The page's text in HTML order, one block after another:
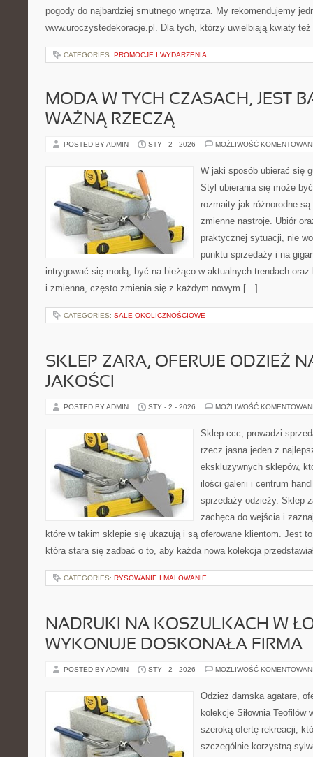
pogody do najbardziej smutnego wnętrza. My rekomendujemy
www.uroczystedekoracje.pl. Dla tych, którzy uwielbiają kwiaty
CATEGORIES: PROMOCJE I WYDARZENIA
MODA W TYCH CZASACH, JEST
WAŻNĄ RZECZĄ
POSTED BY ADMIN STY - 2 - 2026 MOŻLIWOŚĆ
W jaki sposób ubierać się
Styl ubierania się może
rozmaity jak różnorodne
zmienne nastroje. Ubiór
praktycznej sytuacji, nie
punktu sprzedaży i na
intrygować się modą, być na bieżąco w aktualnych trendach
i zmienna, często zmienia się z każdym nowym […]
CATEGORIES: SALE OKOLICZNOŚCIOWE
SKLEP ZARA, OFERUJE ODZIEŻ
JAKOŚCI
POSTED BY ADMIN STY - 2 - 2026 MOŻLIWOŚĆ
Sklep ccc, prowadzi
rzecz jasna jeden z
ekskluzywnych sklepów,
ilości galerii i centrum
sprzedaży odzieży. Sklep
zachęca do wejścia i
które w takim sklepie się ukazują i są oferowane klientom. Jest
która stara się zadbać o to, aby każda nowa kolekcja
CATEGORIES: RYSOWANIE I MALOWANIE
NADRUKI NA KOSZULKACH W
WYKONUJE DOSKONAŁA FIRMA
POSTED BY ADMIN STY - 2 - 2026 MOŻLIWOŚĆ
Odzież damska agatare,
kolekcje Siłownia Teofilów
szeroką ofertę rekreacji,
szczególnie korzystną